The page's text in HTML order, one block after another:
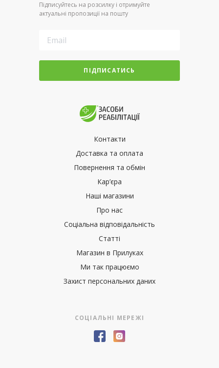
Підписуйтесь на розсилку і отримуйте
актуальні пропозиції на пошту
ПІДПИСАТИСЬ
Контакти
Доставка та оплата
Повернення та обмін
Кар’єра
Наші магазини
Про нас
Соціальна відповідальність
Статті
Магазин в Прилуках
Ми так працюємо
Захист персональних даних
СОЦІАЛЬНІ МЕРЕЖІ